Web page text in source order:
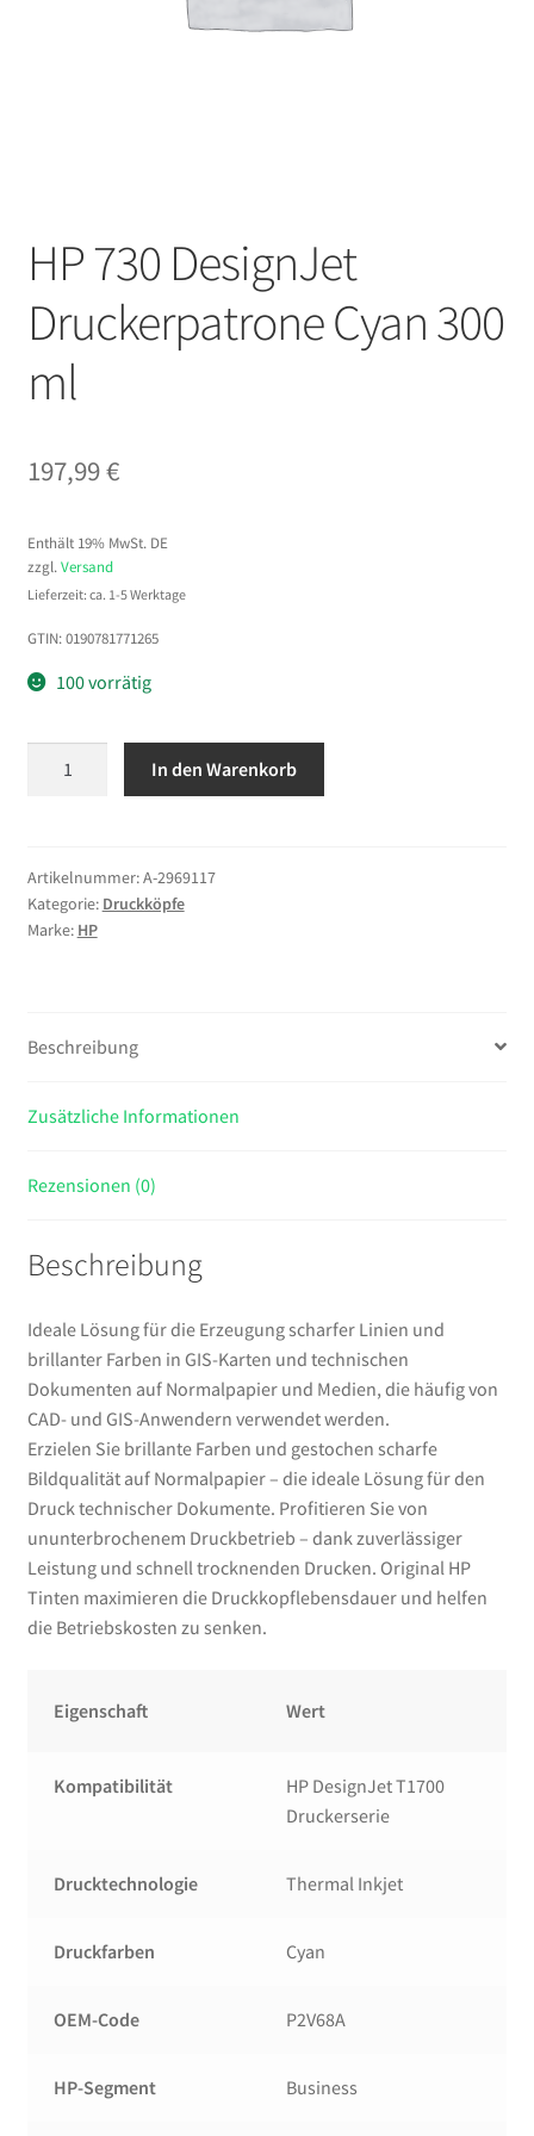
HP 730 DesignJet
Druckerpatrone Cyan 300
ml
197,99€
Enthält 19% MwSt. DE
zzgl. Versand
Lieferzeit: ca. 1-5 Werktage
GTIN: 0190781771265
100 vorrätig
Cyan
300
ml
In den Warenkorb
Artikelnummer:A-2969117
Kategorie: Druckköpfe
Marke: HP
Beschreibung
Zusätzliche Informationen
Rezensionen (0)
Beschreibung
Ideale Lösung für die Erzeugung scharfer Linien und
brillanter Farben in GIS-Karten und technischen
Dokumenten auf Normalpapier und Medien, die häufig von
CAD- und GIS-Anwendern verwendet werden.
Erzielen Sie brillante Farben und gestochen scharfe
Bildqualität auf Normalpapier – die ideale Lösung für den
Druck technischer Dokumente. Profitieren Sie von
ununterbrochenem Druckbetrieb – dank zuverlässiger
Leistung und schnell trocknenden Drucken. Original HP
Tinten maximieren die Druckkopflebensdauer und helfen
die Betriebskosten zu senken.
Eigenschaft Wert
Kompatibilität
HP DesignJet T1700
Druckerserie
Drucktechnologie Thermal Inkjet
Druckfarben Cyan
OEM-Code P2V68A
HP-Segment Business